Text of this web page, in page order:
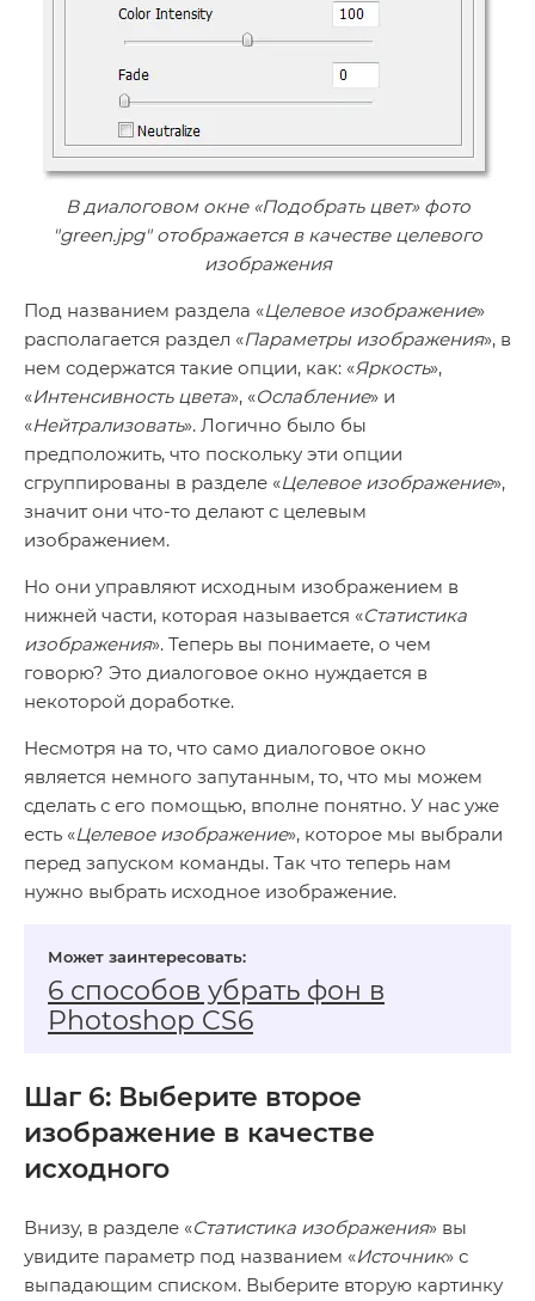
В диалоговом окне «Подобрать цвет» фото
"green.jpg" отображается в качестве целевого
изображения
Под названием раздела «Целевое изображение»
располагается раздел «Параметры изображения», в
нем содержатся такие опции, как: «Яркость»,
«Интенсивность цвета», «Ослабление» и
«Нейтрализовать». Логично было бы
предположить, что поскольку эти опции
сгруппированы в разделе «Целевое изображение»,
значит они что-то делают с целевым
изображением.
Но они управляют исходным изображением в
нижней части, которая называется «Статистика
изображения». Теперь вы понимаете, о чем
говорю? Это диалоговое окно нуждается в
некоторой доработке.
Несмотря на то, что само диалоговое окно
является немного запутанным, то, что мы можем
сделать с его помощью, вполне понятно. У нас уже
есть «Целевое изображение», которое мы выбрали
перед запуском команды. Так что теперь нам
нужно выбрать исходное изображение.
6 способов убрать фон в
Photoshop CS6
Шаг 6: Выберите второе
изображение в качестве
исходного
Внизу, в разделе «Статистика изображения» вы
увидите параметр под названием «Источник» с
выпадающим списком. Выберите вторую картинку